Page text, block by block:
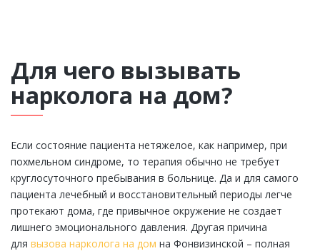
Для чего вызывать
нарколога на дом?
Если состояние пациента нетяжелое, как например, при
похмельном синдроме, то терапия обычно не требует
круглосуточного пребывания в больнице. Да и для самого
пациента лечебный и восстановительный периоды легче
протекают дома, где привычное окружение не создает
лишнего эмоционального давления. Другая причина
для вызова нарколога на дом на Фонвизинской – полная